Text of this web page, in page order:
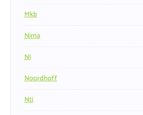
Mkb
Nima
Nl
Noordhoff
Nti